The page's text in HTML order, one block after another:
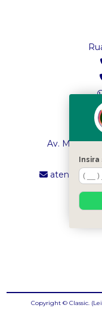
Av. Maria
Copyright © Classic. (Lei